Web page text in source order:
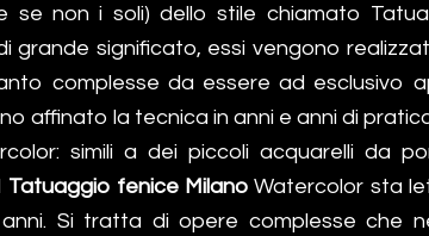
se non i soli) dello stile chiamato
grande significato, essi vengono
complesse da essere ad esclusivo
affinato la tecnica in anni e anni di
simili a dei piccoli acquarelli da
Tatuaggio fenice Milano Watercolor sta
Si tratta di opere complesse che